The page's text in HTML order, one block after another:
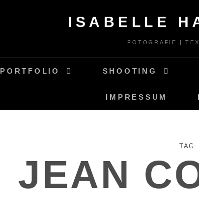
ISABELLE
FOTOGRAFIE |
PORTFOLIO SHOOTING
IMPRESSUM
TAG:
JEAN